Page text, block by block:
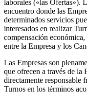
laborales («las Ofertas»).
encuentro donde las
determinados servicios
interesados en realizar
compensación
entre la Empresa y los
Las Empresas son
que ofrecen a través de la
directamente responsable
Turnos en los términos